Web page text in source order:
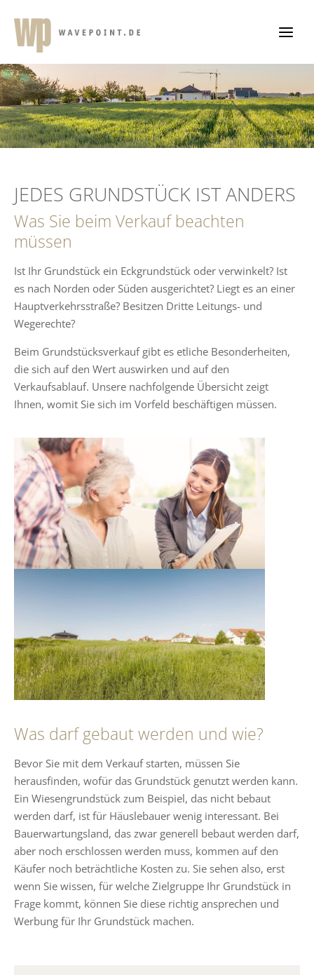
Inhalt
springen
JEDES GRUNDSTÜCK IST ANDERS
Was Sie beim Verkauf beachten
müssen
Ist Ihr Grundstück ein Eckgrundstück oder verwinkelt? Ist
es nach Norden oder Süden ausgerichtet? Liegt es an einer
Hauptverkehrsstraße? Besitzen Dritte Leitungs- und
Wegerechte?
Beim Grundstücksverkauf gibt es etliche Besonderheiten,
die sich auf den Wert auswirken und auf den
Verkaufsablauf. Unsere nachfolgende Übersicht zeigt
Ihnen, womit Sie sich im Vorfeld beschäftigen müssen.
Was darf gebaut werden und wie?
Bevor Sie mit dem Verkauf starten, müssen Sie
herausfinden, wofür das Grundstück genutzt werden kann.
Ein Wiesengrundstück zum Beispiel, das nicht bebaut
werden darf, ist für Häuslebauer wenig interessant. Bei
Bauerwartungsland, das zwar generell bebaut werden darf,
aber noch erschlossen werden muss, kommen auf den
Käufer noch beträchtliche Kosten zu. Sie sehen also, erst
wenn Sie wissen, für welche Zielgruppe Ihr Grundstück in
Frage kommt, können Sie diese richtig ansprechen und
Werbung für Ihr Grundstück machen.